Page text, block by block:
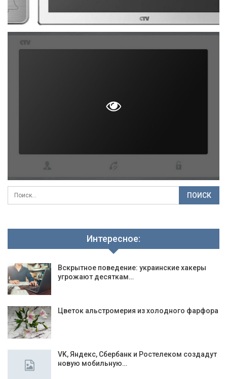
Интересное:
Вскрытное поведение: украинские хакеры
угрожают десяткам…
Цветок альстромерия из холодного фарфора
VK, Яндекс, Сбербанк и Ростелеком создадут
новую мобильную…